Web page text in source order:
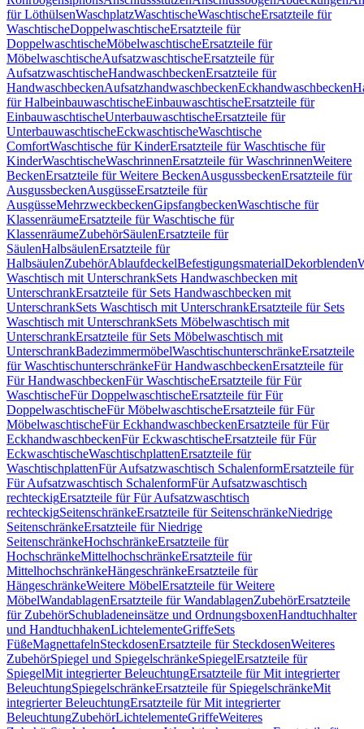
für LöthülsenWaschplatzWaschtischeWaschtischeErsatzteile für
WaschtischeDoppelwaschtischeErsatzteile für
DoppelwaschtischeMöbelwaschtischeErsatzteile für
MöbelwaschtischeAufsatzwaschtischeErsatzteile für
AufsatzwaschtischeHandwaschbeckenErsatzteile für
HandwaschbeckenAufsatzhandwaschbeckenEckhandwaschbecken
für HalbeinbauwaschtischeEinbauwaschtischeErsatzteile für
EinbauwaschtischeUnterbauwaschtischeErsatzteile für
UnterbauwaschtischeEckwaschtischeWaschtische
ComfortWaschtische für KinderErsatzteile für Waschtische für
KinderWaschtischeWaschrinnenErsatzteile für WaschrinnenWeitere
BeckenErsatzteile für Weitere BeckenAusgussbeckenErsatzteile für
AusgussbeckenAusgüsseErsatzteile für
AusgüsseMehrzweckbeckenGipsfangbeckenWaschtische für
KlassenräumeErsatzteile für Waschtische für
KlassenräumeZubehörSäulenErsatzteile für
SäulenHalbsäulenErsatzteile für
HalbsäulenZubehörAblaufdeckelBefestigungsmaterialDekorblenden
Waschtisch mit UnterschrankSets Handwaschbecken mit
UnterschrankErsatzteile für Sets Handwaschbecken mit
UnterschrankSets Waschtisch mit UnterschrankErsatzteile für Sets
Waschtisch mit UnterschrankSets Möbelwaschtisch mit
UnterschrankErsatzteile für Sets Möbelwaschtisch mit
UnterschrankBadezimmermöbelWaschtischunterschränkeErsatzteile
für WaschtischunterschränkeFür HandwaschbeckenErsatzteile für
Für HandwaschbeckenFür WaschtischeErsatzteile für Für
WaschtischeFür DoppelwaschtischeErsatzteile für Für
DoppelwaschtischeFür MöbelwaschtischeErsatzteile für Für
MöbelwaschtischeFür EckhandwaschbeckenErsatzteile für Für
EckhandwaschbeckenFür EckwaschtischeErsatzteile für Für
EckwaschtischeWaschtischplattenErsatzteile für
WaschtischplattenFür Aufsatzwaschtisch SchalenformErsatzteile für
Für Aufsatzwaschtisch SchalenformFür Aufsatzwaschtisch
rechteckigErsatzteile für Für Aufsatzwaschtisch
rechteckigSeitenschränkeErsatzteile für SeitenschränkeNiedrige
SeitenschränkeErsatzteile für Niedrige
SeitenschränkeHochschränkeErsatzteile für
HochschränkeMittelhochschränkeErsatzteile für
MittelhochschränkeHängeschränkeErsatzteile für
HängeschränkeWeitere MöbelErsatzteile für Weitere
MöbelWandablagenErsatzteile für WandablagenZubehörErsatzteile
für ZubehörSchubladeneinsätze und OrdnungsboxenHandtuchhalter
und HandtuchhakenLichtelementeGriffeSets
FüßeMagnettafelnSteckdosenErsatzteile für SteckdosenWeiteres
ZubehörSpiegel und SpiegelschränkeSpiegelErsatzteile für
SpiegelMit integrierter BeleuchtungErsatzteile für Mit integrierter
BeleuchtungSpiegelschränkeErsatzteile für SpiegelschränkeMit
integrierter BeleuchtungErsatzteile für Mit integrierter
BeleuchtungZubehörLichtelementeGriffeWeiteres